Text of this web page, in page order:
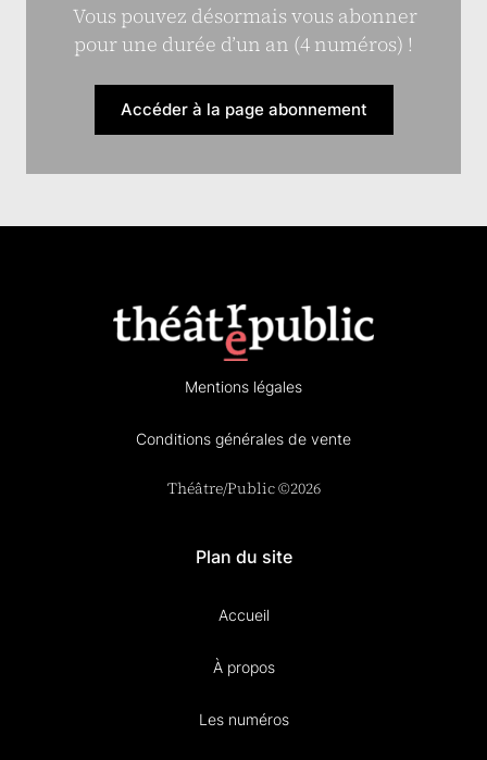
Vous pouvez désormais vous abonner
pour une durée d’un an (4 numéros) !
Accéder à la page abonnement
Mentions légales
Conditions générales de vente
Théâtre/Public ©2026
Plan du site
Accueil
À propos
Les numéros